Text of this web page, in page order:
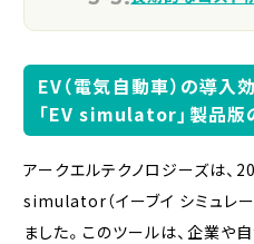
EV（電気自動車）の導入
「EV simulator」製品版
アークエルテクノロジーズは、
simulator（イーブイ シミュレ
ました。このツールは、企業や